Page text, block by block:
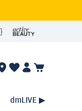
dmLIVE ▶